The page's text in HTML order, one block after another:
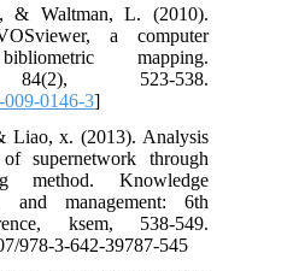
& Waltman, L. (2010).
a computer
mapping.
84(2), 523-538.
009-0146-3
Liao, x. (2013). Analysis
of supernetwork through
method. Knowledge
and management: 6th
ksem, 538-549.
978-3-642-39787-545